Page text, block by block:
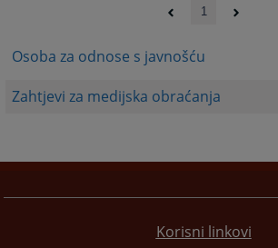
Osoba za odnose s javnošću
Zahtjevi za medijska obraćanja
1
Korisni linkovi